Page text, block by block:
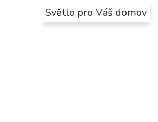
Světlo pro Váš domov